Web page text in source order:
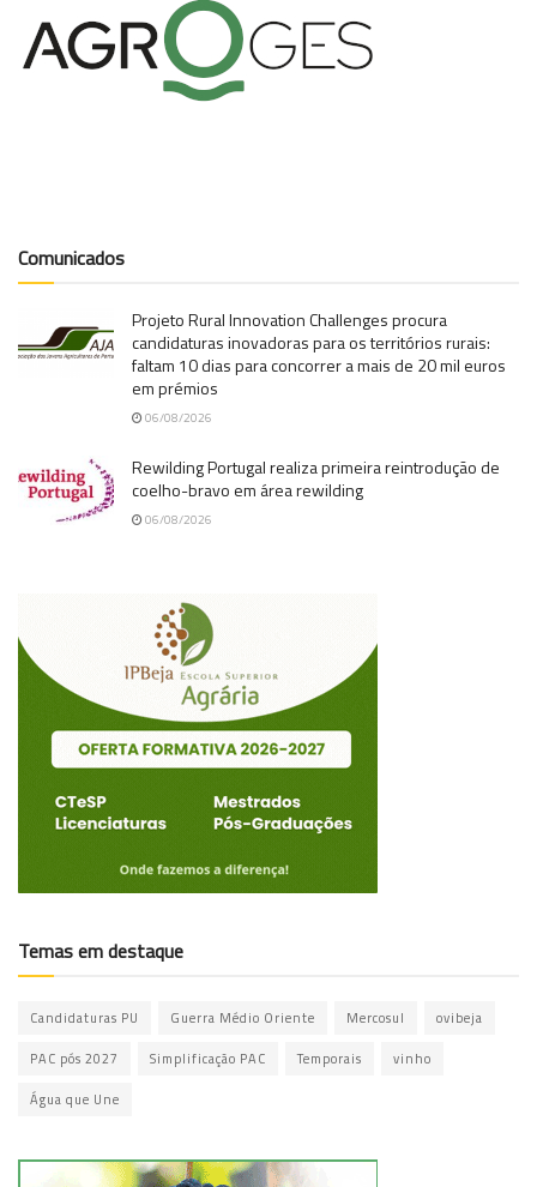
Comunicados
Projeto Rural Innovation Challenges procura
candidaturas inovadoras para os territórios rurais:
faltam 10 dias para concorrer a mais de 20 mil euros
em prémios
06/08/2026
Rewilding Portugal realiza primeira reintrodução de
coelho-bravo em área rewilding
06/08/2026
Temas em destaque
Candidaturas PU Guerra Médio Oriente Mercosul ovibeja
PAC pós 2027 Simplificação PAC Temporais vinho
Água que Une